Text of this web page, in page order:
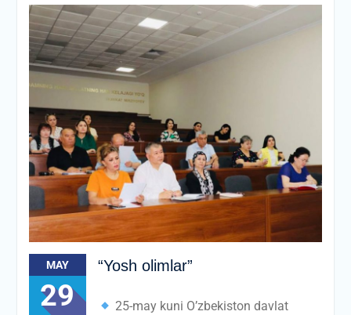
MAY
29
“Yosh olimlar”
25-may kuni O’zbekiston davlat